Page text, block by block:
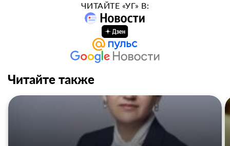
ЧИТАЙТЕ «УГ» В:
Читайте также